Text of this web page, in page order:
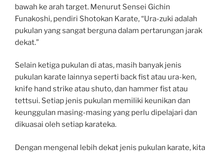
bawah ke arah target. Menurut Sensei Gichin
Funakoshi, pendiri Shotokan Karate, “Ura-zuki adalah
pukulan yang sangat berguna dalam pertarungan jarak
dekat.”
Selain ketiga pukulan di atas, masih banyak jenis
pukulan karate lainnya seperti back fist atau ura-ken,
knife hand strike atau shuto, dan hammer fist atau
tettsui. Setiap jenis pukulan memiliki keunikan dan
keunggulan masing-masing yang perlu dipelajari dan
dikuasai oleh setiap karateka.
Dengan mengenal lebih dekat jenis pukulan karate, kita